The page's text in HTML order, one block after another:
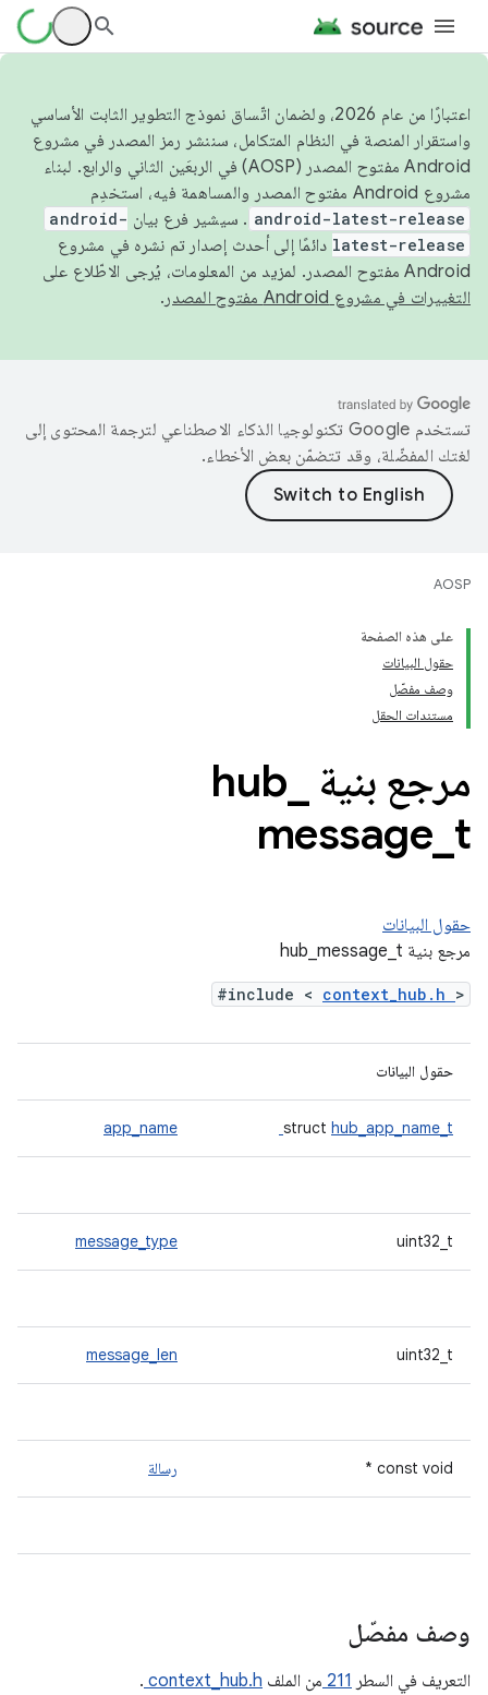
اعتبارًا من عام 2026، ولضمان اتّساق نموذج التطوير الثابت الأساسي
واستقرار المنصة في النظام المتكامل، سننشر رمز المصدر في مشروع
Android مفتوح المصدر (AOSP) في الربعَين الثاني والرابع. لبناء
مشروع Android مفتوح المصدر والمساهمة فيه، استخدِم
android-latest-release . سيشير فرع بيان android-
latest-release دائمًا إلى أحدث إصدار تم نشره في مشروع
Android مفتوح المصدر. لمزيد من المعلومات، يُرجى الاطّلاع على
التغييرات في مشروع Android مفتوح المصدر
.
تستخدم Google تكنولوجيا الذكاء الاصطناعي لترجمة المحتوى إلى
لغتك المفضّلة، وقد تتضمّن بعض الأخطاء.
AOSP
على هذه الصفحة
حقول البيانات
وصف مفصّل
مستندات الحقل
مرجع بنية hub
message t
حقول البيانات
مرجع بنية hub_message_t
#include < context_hub.h >
حقول البيانات
struct hub_app_name_t
app_name
uint32_t
message_type
uint32_t
message_len
const void * رسالة
وصف مفصّل
التعريف في السطر 211 من الملف context_hub.h
.